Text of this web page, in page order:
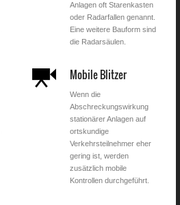
Anlagen oft Starenkasten
oder Radarfallen genannt.
Eine weitere Bauform sind
die Radarsäulen.
Mobile Blitzer
Wenn die
Abschreckungswirkung
stationärer Anlagen auf
ortskundige
Verkehrsteilnehmer eher
gering ist, werden
zusätzlich mobile
Kontrollen durchgeführt.